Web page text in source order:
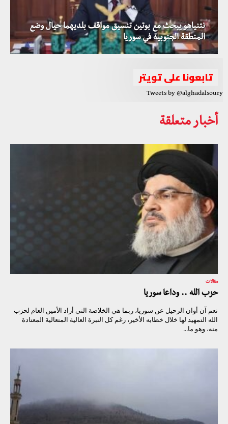
نتنياهو يبحث مع بوتين تنسيق مواقف بلديهما حيال وضع
المنطقة الجنوبية في سوريا
تابعونا على تويتر
Tweets by @alghadalsoury
أخبار متعلقة
مقالات
حزب الله .. وداعا سوريا
نعم آن أوان الرحيل عن سوريا، ربما هي الخلاصة التي أراد الأمين العام لحزب
الله التمهيد لها خلال خطابه الأخير، رغم كل النبرة العالية المتعالية المعتادة
منه، وهو ما...